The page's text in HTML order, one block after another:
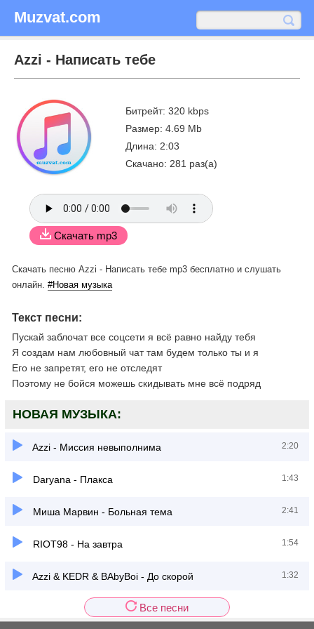
Muzvat.com
Azzi - Написать тебе
Битрейт: 320 kbps
Размер: 4.69 Mb
Длина: 2:03
Скачано: 281 раз(а)
Скачать mp3
Скачать песню Azzi - Написать тебе mp3 бесплатно и слушать
онлайн. #Новая музыка
Текст песни:
Пускай заблочат все соцсети я всё равно найду тебя
Я создам нам любовный чат там будем только ты и я
Его не запретят, его не отследят
Поэтому не бойся можешь скидывать мне всё подряд
НОВАЯ МУЗЫКА:
Azzi - Миссия невыполнима 2:20
Daryana - Плакса 1:43
Миша Марвин - Больная тема 2:41
RIOT98 - На завтра 1:54
Azzi & KEDR & BAbyBoi - До скорой 1:32
Все песни